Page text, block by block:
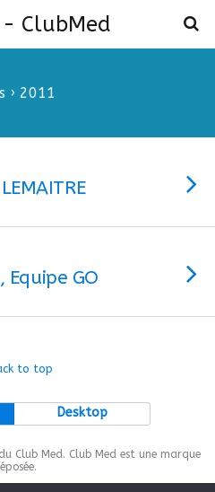
ClubMed
› 2011
GO
to top
Desktop
Club Med. Club Med est une marque